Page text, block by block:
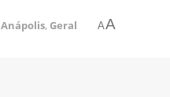
Anápolis, Geral AA